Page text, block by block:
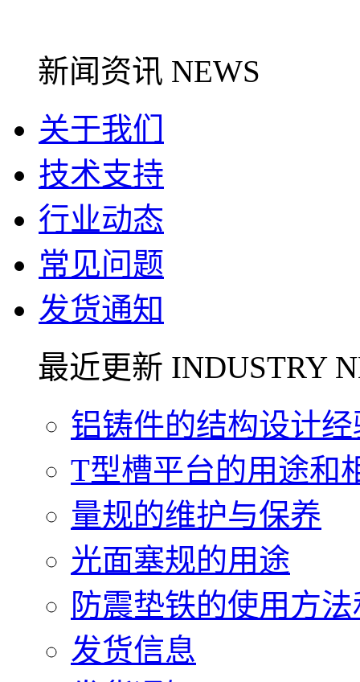
新闻资讯 NEWS
关于我们
技术支持
行业动态
常见问题
发货通知
最近更新 INDUSTRY
铝铸件的结构设计经
T型槽平台的用途和
量规的维护与保养
光面塞规的用途
防震垫铁的使用方
发货信息